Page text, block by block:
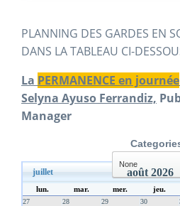
PLANNING DES GARDES EN
DANS LA TABLEAU CI-
La PERMANENCE en journée
Selyna Ayuso Ferrandiz,
Manager
juillet août 2026
lun. mar. mer. jeu.
27 28 29 30